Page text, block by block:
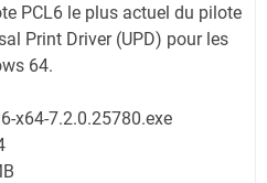
PCL6 le plus actuel du pilote
Print Driver (UPD) pour les
64.
x64-7.2.0.25780.exe